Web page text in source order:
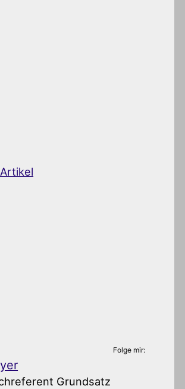
Folge mir:
Grundsatz